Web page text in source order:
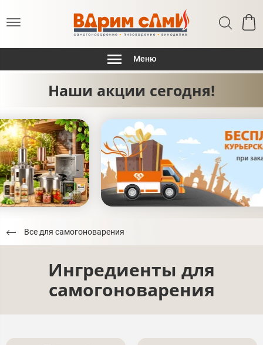
Меню
Наши акции сегодня!
Все для самогоноварения
Ингредиенты для
самогоноварения